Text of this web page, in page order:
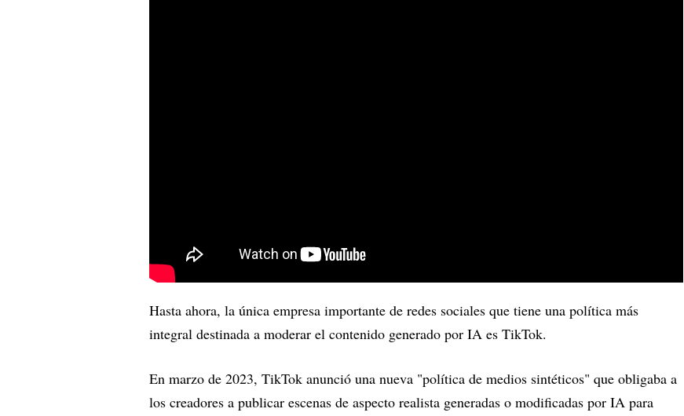
Hasta ahora, la única empresa importante de redes sociales que tiene una política más
integral destinada a moderar el contenido generado por IA es TikTok.
En marzo de 2023, TikTok anunció una nueva "política de medios sintéticos" que obligaba a
los creadores a publicar escenas de aspecto realista generadas o modificadas por IA para